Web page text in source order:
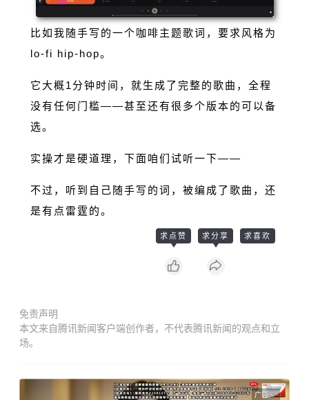
比如我随手写的一个咖啡主题歌词，要求风格为
lo-fi hip-hop。
它大概1分钟时间，就生成了完整的歌曲，全程
没有任何门槛——甚至还有很多个版本的可以备
选。
实操才是硬道理，下面咱们试听一下——
不过，听到自己随手写的词，被编成了歌曲，还
是有点雷霆的。
求点赞 求分享 求喜欢
免责声明
本文来自腾讯新闻客户端创作者，不代表腾讯新闻的观点和立
场。
广告